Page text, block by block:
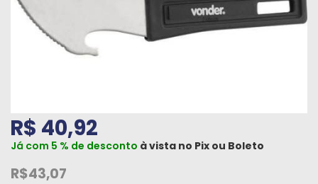
de
Construção
Hidráulicos
e
R$ 40,92
Já com 5 % de desconto à vista no Pix ou Boleto
R$43,07